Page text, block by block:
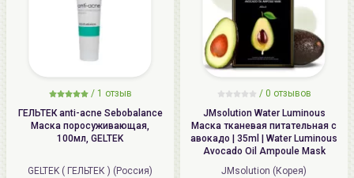
/ 1 отзыв
ГЕЛЬТЕК anti-acne Sebobalance
Маска поросуживающая,
100мл, GELTEK
GELTEK ( ГЕЛЬТЕК ) (Россия)
/ 0 отзывов
JMsolution Water Luminous
Маска тканевая питательная с
авокадо | 35ml | Water Luminous
Avocado Oil Ampoule Mask
JMsolution (Корея)